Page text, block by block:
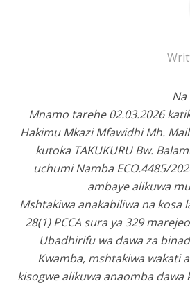
Mnamo tarehe 02.03.2026
Hakimu Mkazi Mfawidhi Mh.
kutoka TAKUKURU Bw.
uchumi Namba ECO.4485/
ambaye alikuwa
Mshtakiwa anakabiliwa na
28(1) PCCA sura ya 329
Ubadhirifu wa dawa za
Kwamba, mshtakiwa wakati
kisogwe alikuwa anaomba